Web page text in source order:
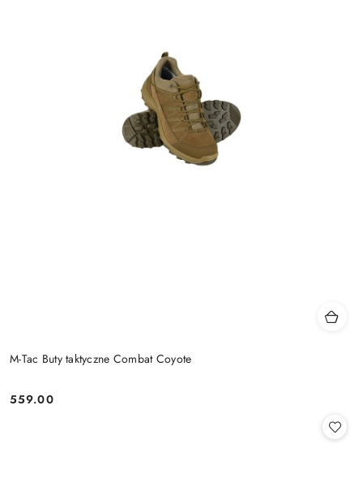
M-Tac Buty taktyczne Combat Coyote
Cena:
559.00